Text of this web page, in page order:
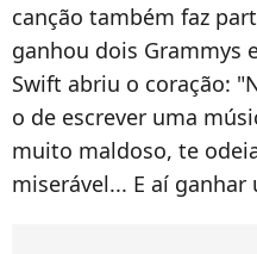
canção também faz
ganhou dois Grammys
Swift abriu o coração:
o de escrever uma
muito maldoso, te
miserável... E aí